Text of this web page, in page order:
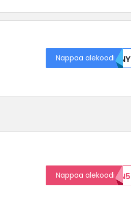
Nappaa alekoodiMDNY
Nappaa alekoodi
ALENNUKSEN5